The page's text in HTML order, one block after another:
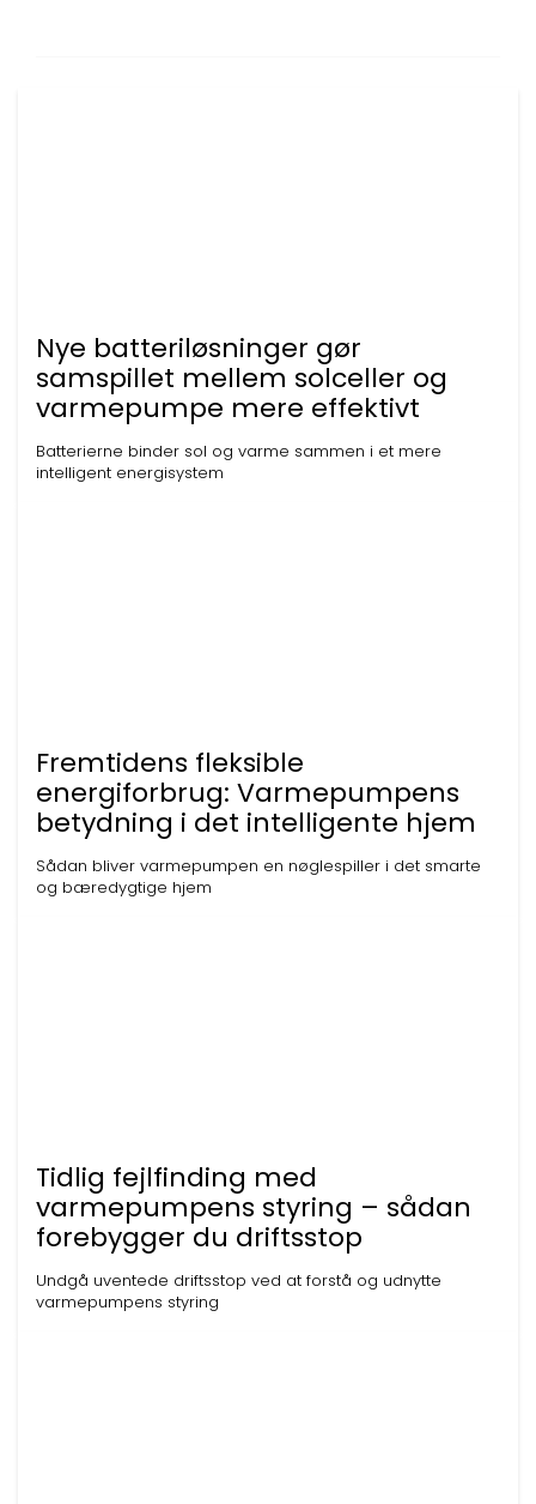
Nye batteriløsninger gør
samspillet mellem solceller og
varmepumpe mere effektivt
Batterierne binder sol og varme sammen i et mere
intelligent energisystem
Fremtidens fleksible
energiforbrug: Varmepumpens
betydning i det intelligente hjem
Sådan bliver varmepumpen en nøglespiller i det smarte
og bæredygtige hjem
Tidlig fejlfinding med
varmepumpens styring – sådan
forebygger du driftsstop
Undgå uventede driftsstop ved at forstå og udnytte
varmepumpens styring